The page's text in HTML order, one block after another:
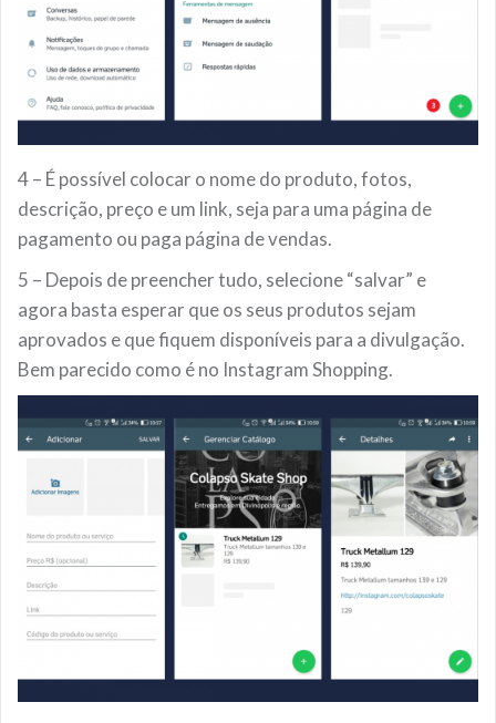
4 – É possível colocar o nome do produto, fotos,
descrição, preço e um link, seja para uma página de
pagamento ou paga página de vendas.
5 – Depois de preencher tudo, selecione “salvar” e
agora basta esperar que os seus produtos sejam
aprovados e que fiquem disponíveis para a divulgação.
Bem parecido como é no Instagram Shopping.